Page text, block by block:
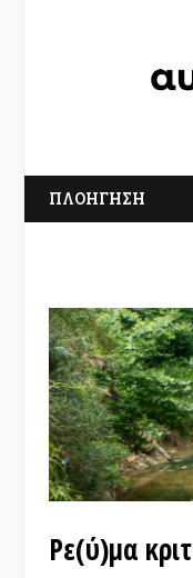
ΠΛΟΗΓΗΣΗ
Ρε(ύ)μα